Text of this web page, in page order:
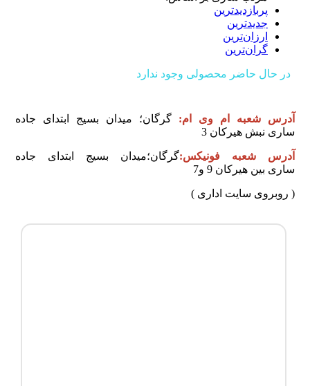
پربازدیدترین
جدیدترین
ارزان‌ترین
گران‌ترین
در حال حاضر محصولی وجود ندارد
آدرس شعبه ام وی ام:
گرگان؛ ميدان بسيج ابتدای جاده
ساری نبش هیرکان 3
آدرس شعبه فونیکس:گرگان؛میدان بسیج ابتدای جاده
ساری بین هیرکان 9 و7
( روبروی سایت اداری )